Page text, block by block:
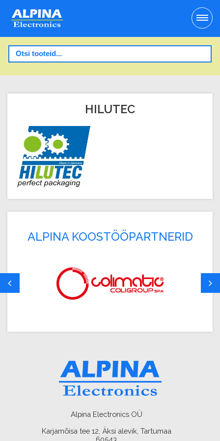
HILUTEC
ALPINA KOOSTÖÖPARTNERID
Alpina Electronics OÜ
Karjamõisa tee 12, Äksi alevik, Tartumaa